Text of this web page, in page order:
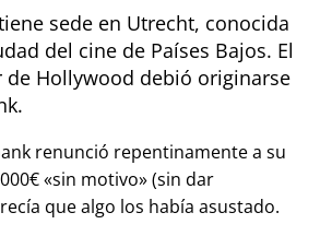
sede en Utrecht, conocida
del cine de Países Bajos. El
de Hollywood debió originarse
renunció repentinamente a su
sin motivo (sin dar
que algo los había asustado.